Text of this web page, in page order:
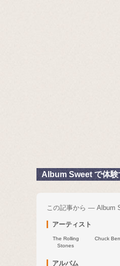
Album Sweet で体験
この記事から — Album
アーティスト
The Rolling
Stones
Chuck
アルバム